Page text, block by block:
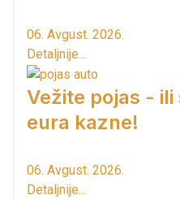
06. Avgust. 2026.
Detaljnije...
Vežite pojas - ili
eura kazne!
06. Avgust. 2026.
Detaljnije...